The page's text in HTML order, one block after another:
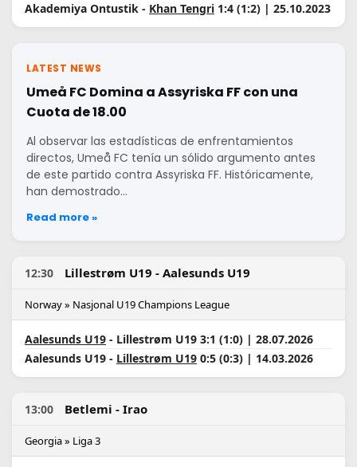
Akademiya Ontustik - Khan Tengri 1:4 (1:2) | 25.10.2023
LATEST NEWS
Umeå FC Domina a Assyriska FF con una
Cuota de 18.00
Al observar las estadísticas de enfrentamientos
directos, Umeå FC tenía un sólido argumento antes
de este partido contra Assyriska FF. Históricamente,
han demostrado…
Read more »
12:30 Lillestrøm U19 - Aalesunds U19
Norway » Nasjonal U19 Champions League
Aalesunds U19 - Lillestrøm U19 3:1 (1:0) | 28.07.2026
Aalesunds U19 - Lillestrøm U19 0:5 (0:3) | 14.03.2026
13:00 Betlemi - Irao
Georgia » Liga 3